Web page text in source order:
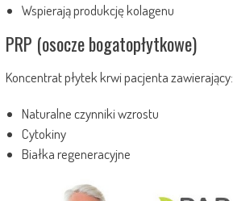
Wspierają produkcję kolagenu
PRP (osocze bogatopłytkowe)
Koncentrat płytek krwi pacjenta zawierający:
Naturalne czynniki wzrostu
Cytokiny
Białka regeneracyjne